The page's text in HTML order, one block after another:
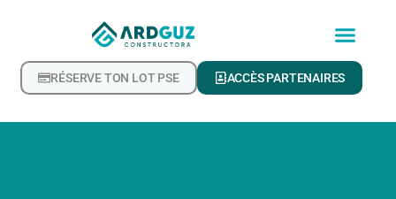
RÉSERVE TON LOT PSE ACCÈS PARTENAIRES